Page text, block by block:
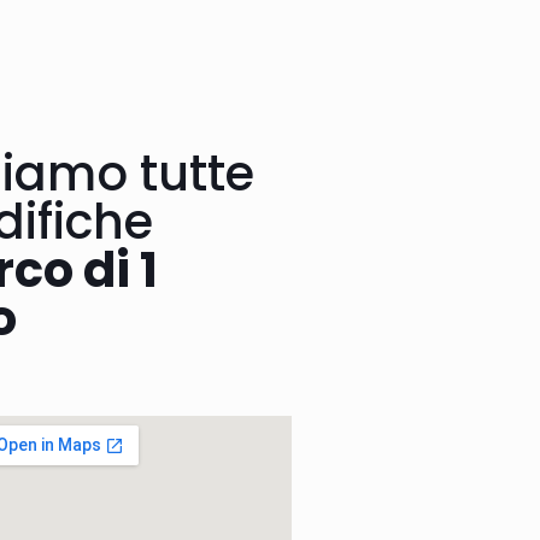
tutte
di 1